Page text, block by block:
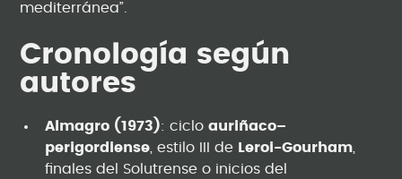
mediterránea”.
Cronología según
autores
Almagro (1973): cicloauriñaco–
perigordiense , estilo III de Leroi-Gourham
finales del Solutrense o inicios del